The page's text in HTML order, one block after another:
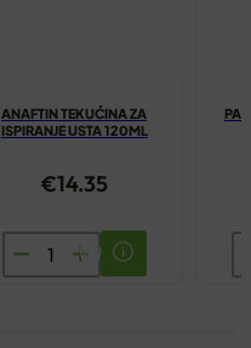
ANAFTIN TEKUĆINA ZA
ISPIRANJE USTA 120ML
€14.35
ANAFTIN
TEKUĆINA